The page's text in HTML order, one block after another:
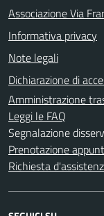
Associazione Via
Informativa privacy
Note legali
Dichiarazione di
Amministrazione
Leggi le FAQ
Segnalazione
Prenotazione
Richiesta